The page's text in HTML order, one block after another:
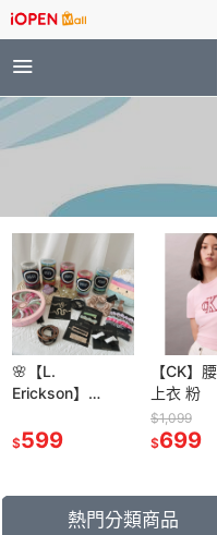
🌸【L.
Erickson】
PONY 髮圈 髮夾
$599
【CK】
上衣 粉
$1,099
$699
熱門分類商品